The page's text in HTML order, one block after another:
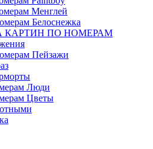
Менглей
Белоснежка
КАРТИН ПО НОМЕРАМ
Пейзажи
Люди
Цветы